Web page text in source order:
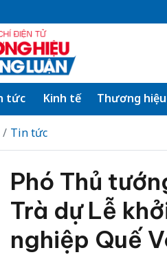
tức Kinh tế Thương hiệu
Tin tức
Phó Thủ
Trà dự Lễ
nghiệp Quế